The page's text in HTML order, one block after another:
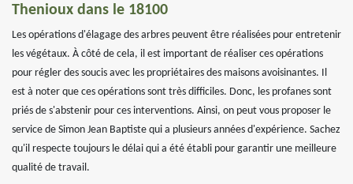
Thenioux dans le 18100
Les opérations d'élagage des arbres peuvent être réalisées pour entretenir
les végétaux. À côté de cela, il est important de réaliser ces opérations
pour régler des soucis avec les propriétaires des maisons avoisinantes. Il
est à noter que ces opérations sont très difficiles. Donc, les profanes sont
priés de s'abstenir pour ces interventions. Ainsi, on peut vous proposer le
service de Simon Jean Baptiste qui a plusieurs années d'expérience. Sachez
qu'il respecte toujours le délai qui a été établi pour garantir une meilleure
qualité de travail.